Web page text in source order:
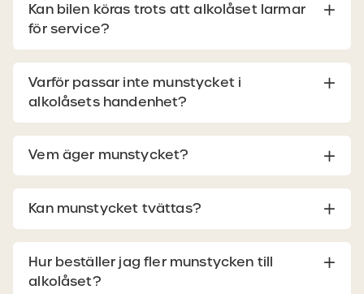
Kan bilen köras trots att alkolåset larmar
för service?
Varför passar inte munstycket i
alkolåsets handenhet?
Vem äger munstycket?
Kan munstycket tvättas?
Hur beställer jag fler munstycken till
alkolåset?